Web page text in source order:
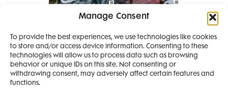
Manage Consent
To provide the best experiences, we use technologies like cookies
to store and/or access device information. Consenting to these
technologies will allow us to process data such as browsing
behavior or unique IDs on this site. Not consenting or
withdrawing consent, may adversely affect certain features and
functions.
Pretplati se na časopis
PRETPLATITE SE
SMANJI
4 IZDANJA